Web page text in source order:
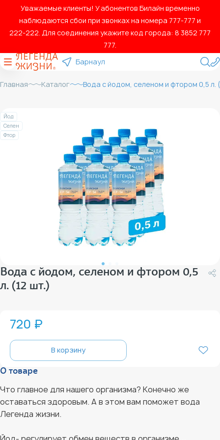
Уважаемые клиенты! У абонентов Билайн временно
наблюдаются сбои при звонках на номера 777‑777 и
222‑222. Для соединения укажите код города: 8 3852 777
777.
Барнаул
Главная Каталог Вода с йодом, селеном и фтором 0,5 л.
Йод
Селен
Фтор
Вода с йодом, селеном и фтором 0,5
л. (12 шт.)
О товаре
Что главное для нашего организма? Конечно же
оставаться здоровым. А в этом вам поможет вода
Легенда жизни.
720 ₽
В корзину